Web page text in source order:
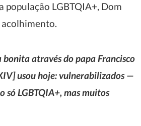
LGBTQIA+, Dom
através do papa Francisco
usou hoje: vulnerabilizados —
só LGBTQIA+, mas muitos